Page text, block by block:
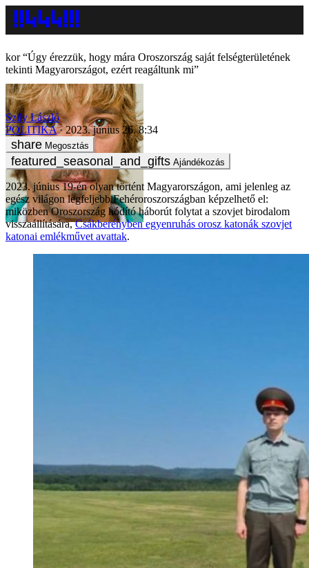
“Úgy érezzük, hogy mára Oroszország saját felségterületének
tekinti Magyarországot, ezért reagáltunk mi”
Szily László
POLITIKA
2023. június 26. 8:34
Megosztás
Ajándékozás
2023. június 19-én olyan történt Magyarországon, ami jelenleg az
egész világon legfeljebb Fehéroroszországban képzelhető el:
miközben Oroszország hódító háborút folytat a szovjet birodalom
visszaállítására,Csákberényben egyenruhás orosz katonák szovjet
katonai emlékművet avattak.